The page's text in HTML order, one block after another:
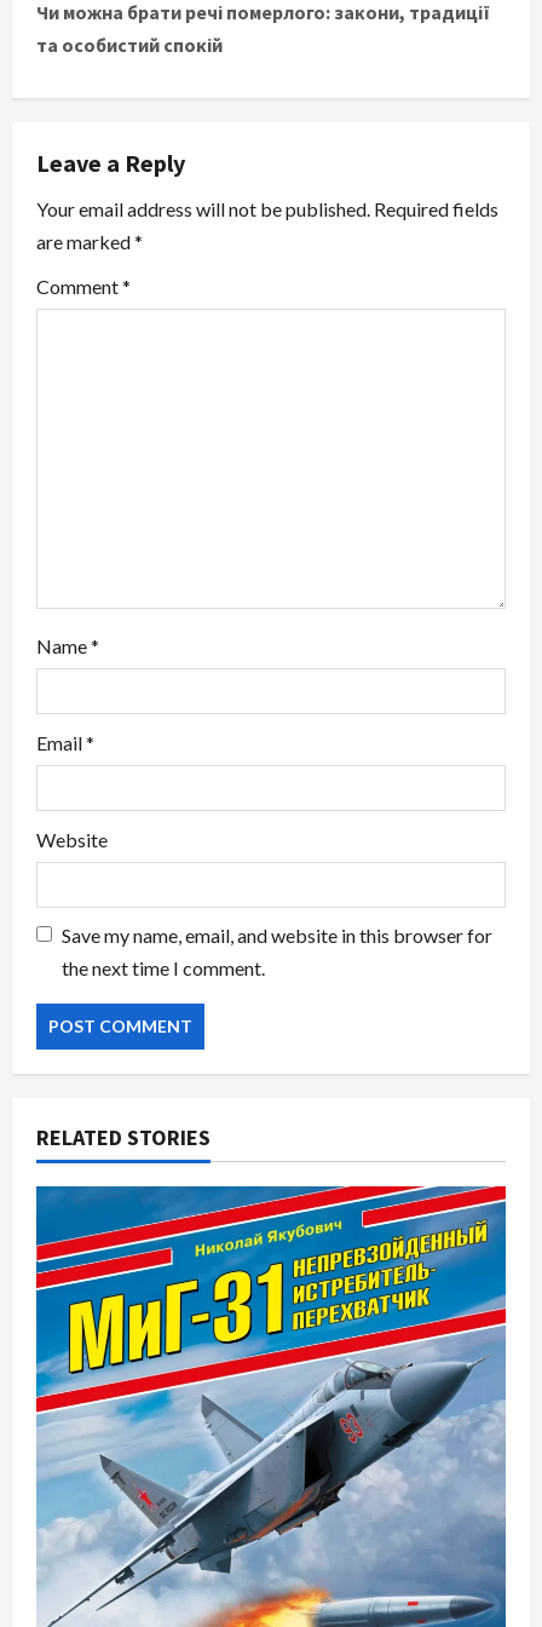
t
n
v
i
g
Чи можна брати речі померлого: закони, традиції
та особистий спокій
Leave a Reply
Your email address will not be published. Required fields
are marked*
Comment*
Name*
Email*
Website
Save my name, email, and website in this browser for
the next time I comment.
RELATED STORIES